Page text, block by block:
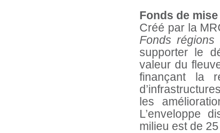
Fonds de
Créé par la
Fonds régions
supporter le
valeur du
finançant la
les
L’enveloppe
milieu est de